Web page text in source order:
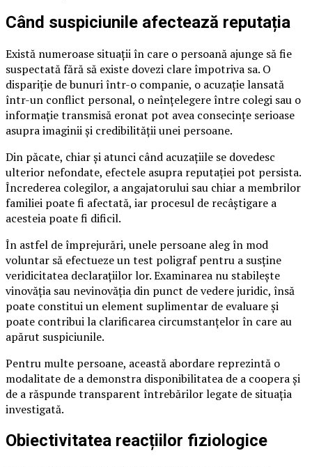
Când suspiciunile afectează reputația
Există numeroase situații în care o persoană ajunge să fie
suspectată fără să existe dovezi clare împotriva sa. O
dispariție de bunuri într-o companie, o acuzație lansată
într-un conflict personal, o neînțelegere între colegi sau o
informație transmisă eronat pot avea consecințe serioase
asupra imaginii și credibilității unei persoane.
Din păcate, chiar și atunci când acuzațiile se dovedesc
ulterior nefondate, efectele asupra reputației pot persista.
Încrederea colegilor, a angajatorului sau chiar a membrilor
familiei poate fi afectată, iar procesul de recâștigare a
acesteia poate fi dificil.
În astfel de împrejurări, unele persoane aleg în mod
voluntar să efectueze un test poligraf pentru a susține
veridicitatea declarațiilor lor. Examinarea nu stabilește
vinovăția sau nevinovăția din punct de vedere juridic, însă
poate constitui un element suplimentar de evaluare și
poate contribui la clarificarea circumstanțelor în care au
apărut suspiciunile.
Pentru multe persoane, această abordare reprezintă o
modalitate de a demonstra disponibilitatea de a coopera și
de a răspunde transparent întrebărilor legate de situația
investigată.
Obiectivitatea reacțiilor fiziologice